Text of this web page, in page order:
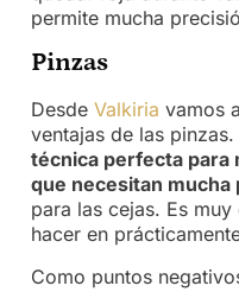
permite mucha
Pinzas
Desde Valkiria vamos
ventajas de las
técnica perfecta para
que necesitan mucha
para las cejas. Es
hacer en
Como puntos